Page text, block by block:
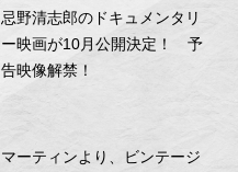
忌野清志郎のドキュメンタリ
ー映画が10月公開決定！ 予
告映像解禁！
マーティンより、ビンテージ